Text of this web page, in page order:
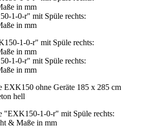
1-0-r" mit Spüle rechts:
in mm
1-0-r" mit Spüle rechts:
in mm